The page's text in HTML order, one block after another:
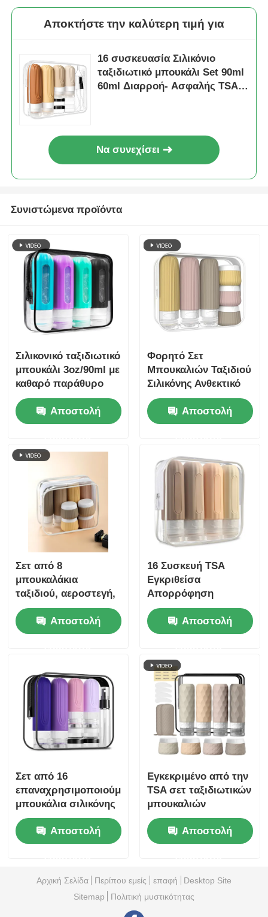
Αποκτήστε την καλύτερη τιμή για
16 συσκευασία Σιλικόνιο
ταξιδιωτικό μπουκάλι Set 90ml
60ml Διαρροή- Ασφαλής TSA-
Να συνεχίσει
Συνιστώμενα προϊόντα
Σιλικονικό ταξιδιωτικό
μπουκάλι 3oz/90ml με
καθαρό παράθυρο
Αποστολή
Φορητό Σετ
Μπουκαλιών Ταξιδιού
Σιλικόνης Ανθεκτικό
σε Διαρροές με
Έγκριση TSA, 6
Τεμαχίων, Χωρίς BPA
Αποστολή
Σετ από 8
μπουκαλάκια
ταξιδιού, αεροστεγή,
90ml μπουκαλάκια
σιλικόνης + 30ml
βαζάκια σιλικόνης
Αποστολή
16 Συσκευή TSA
Εγκριθείσα
Απορρόφηση
Διαρροής
Σχεδιασμός Ευρύ
στόμα Σιλικόνιο
σετ με
επαναφορτώσιμα
δοχεία τουαλέτας
Αποστολή
Σετ από 16
επαναχρησιμοποιούμενα
μπουκάλια σιλικόνης
εγκεκριμένα από την
TSA, στεγανά, με
σχεδίαση ευρέος
Αποστολή
Εγκεκριμένο από την
TSA σετ ταξιδιωτικών
μπουκαλιών
σιλικόνης στεγανών
με σχεδιασμό φαρδύ
στόματος για εύκολο
Αποστολή
Αρχική Σελίδα Περίπου εμείς επαφή
Desktop Site
Sitemap
Πολιτική μυστικότητας